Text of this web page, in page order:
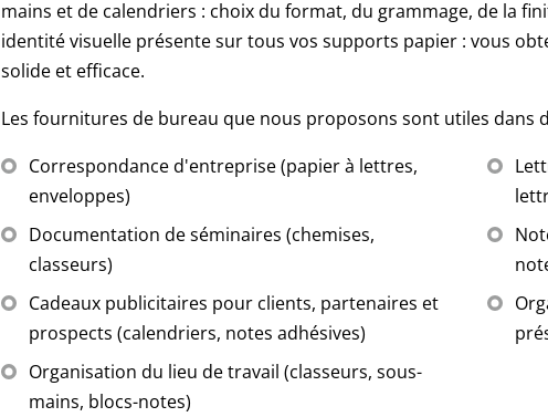
mains et de calendriers : choix du format, du grammage, de la
identité visuelle présente sur tous vos supports papier : vous
solide et efficace.
Les fournitures de bureau que nous proposons sont utiles dans
Correspondance d'entreprise (papier à lettres,
enveloppes)
Documentation de séminaires (chemises,
classeurs)
Cadeaux publicitaires pour clients, partenaires et
prospects (calendriers, notes adhésives)
Organisation du lieu de travail (classeurs, sous-
mains, blocs-notes)